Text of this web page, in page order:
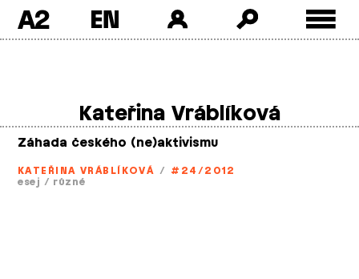
A2
Kateřina Vráblíková
Záhada českého (ne)aktivismu
KATEŘINA VRÁBLÍKOVÁ / #24/2012
esej / různé